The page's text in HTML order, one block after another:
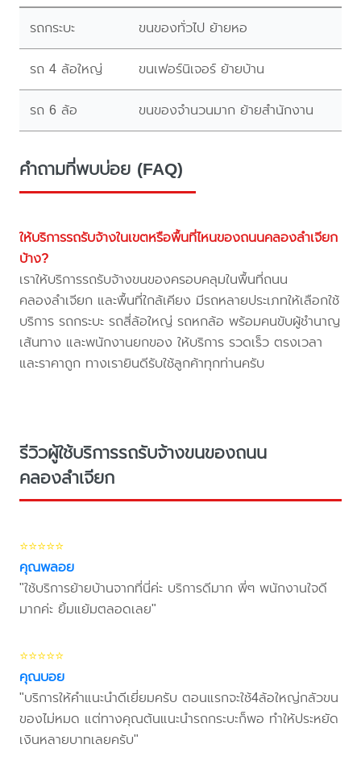
รถกระบะ ขนของทั่วไป ย้ายหอ
รถ 4 ล้อใหญ่ ขนเฟอร์นิเจอร์ ย้ายบ้าน
รถ 6 ล้อ ขนของจำนวนมาก ย้ายสำนักงาน
คำถามที่พบบ่อย (FAQ)
ให้บริการรถรับจ้างในเขตหรือพื้นที่ไหนของถนนคลองลำเจียก
บ้าง?
เราให้บริการรถรับจ้างขนของครอบคลุมในพื้นที่ถนน
คลองลำเจียก และพื้นที่ใกล้เคียง มีรถหลายประเภทให้เลือกใช้
บริการ รถกระบะ รถสี่ล้อใหญ่ รถหกล้อ พร้อมคนขับผู้ชำนาญ
เส้นทาง และพนักงานยกของ ให้บริการ รวดเร็ว ตรงเวลา
และราคาถูก ทางเรายินดีรับใช้ลูกค้าทุกท่านครับ
รีวิวผู้ใช้บริการรถรับจ้างขนของถนน
คลองลำเจียก
⭐⭐⭐⭐⭐
คุณพลอย
"ใช้บริการย้ายบ้านจากที่นี่ค่ะ บริการดีมาก พี่ๆ พนักงานใจดี
มากค่ะ ยิ้มแย้มตลอดเลย"
⭐⭐⭐⭐⭐
คุณบอย
"บริการให้คำแนะนำดีเยี่ยมครับ ตอนแรกจะใช้4ล้อใหญ่กลัวขน
ของไม่หมด แต่ทางคุณต้นแนะนำรถกระบะก็พอ ทำให้ประหยัด
เงินหลายบาทเลยครับ"